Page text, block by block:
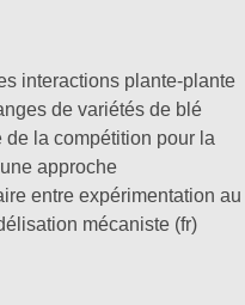
interactions plante-plante
de variétés de blé
de la compétition pour la
approche
entre expérimentation au
mécaniste (fr)